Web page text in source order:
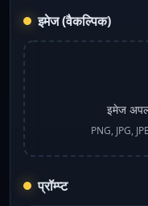
इमेज (वैकल्पिक)
इमेज
PNG, JPG,
प्रॉम्प्ट